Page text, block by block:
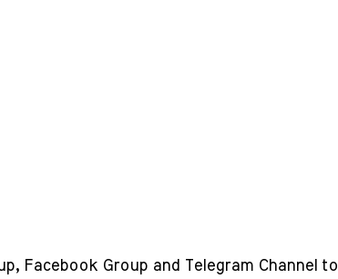
Facebook Group and Telegram Channel to